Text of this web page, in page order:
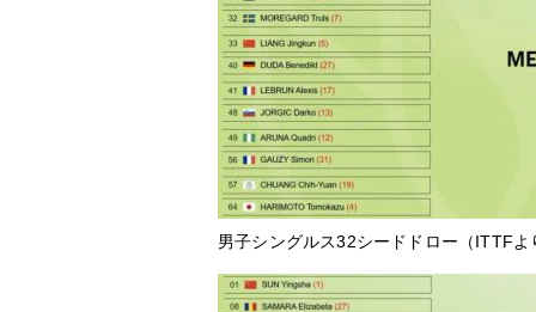
男子シングルス32シードドロー（ITTFよ